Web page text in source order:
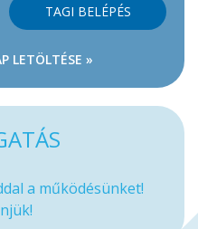
TAGI BELÉPÉS
LETÖLTÉSE »
a működésünket!